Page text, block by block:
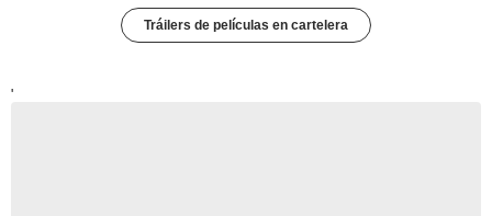
Tráilers de películas en cartelera
'